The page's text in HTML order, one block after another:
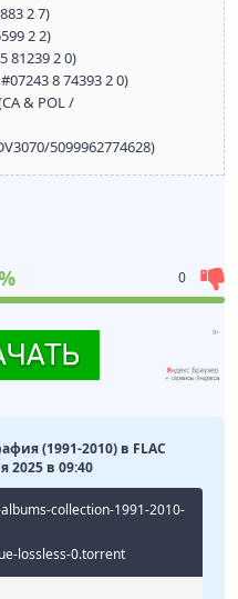
2 7)
2 2)
81239 2 0)
8 74393 2 0)
& POL /
5099962774628)
0
(1991-2010) в FLAC
2025 в 09:40
collection-1991-2010-
lossless-0.torrent